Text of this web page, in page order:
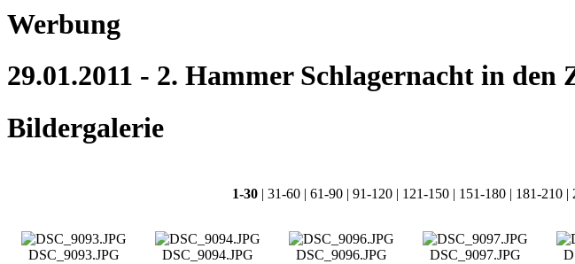
Werbung
29.01.2011 - 2. Hammer Schlagernacht in
Bildergalerie
1-30 | 31-60 | 61-90 | 91-120 | 121-150 | 151-180 | 181-210 |
DSC_9093.JPG DSC_9094.JPG DSC_9096.JPG DSC_9097.JPG